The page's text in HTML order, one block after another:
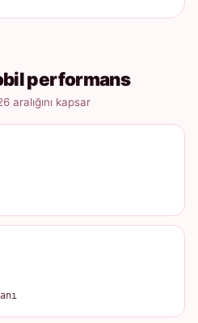
performans
aralığını kapsar